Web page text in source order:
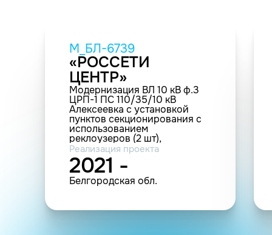
M_БЛ-6739
«РОССЕТИ
ЦЕНТР»
Модернизация ВЛ 10 кВ ф.3
ЦРП-1 ПС 110/35/10 кВ
Алексеевка с установкой
пунктов секционирования с
использованием
реклоузеров (2 шт),
разъединителей с ручным
приводом (3 шт)
Реализация проекта
2021 -
Белгородская обл.